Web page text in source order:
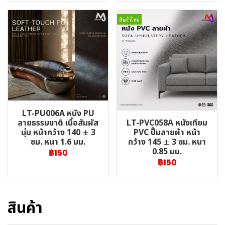
LT-PU006A หนัง PU
ลายธรรมชาติ เนื้อสัมผัส
นุ่ม หน้ากว้าง 140 ± 3
ซม. หนา 1.6 มม.
฿150
สินค้าใหม่
LT-PVC058A หนังเทียม
PVC ปั๊มลายผ้า หน้า
กว้าง 145 ± 3 ซม. หนา
0.85 มม.
฿150
สินค้า